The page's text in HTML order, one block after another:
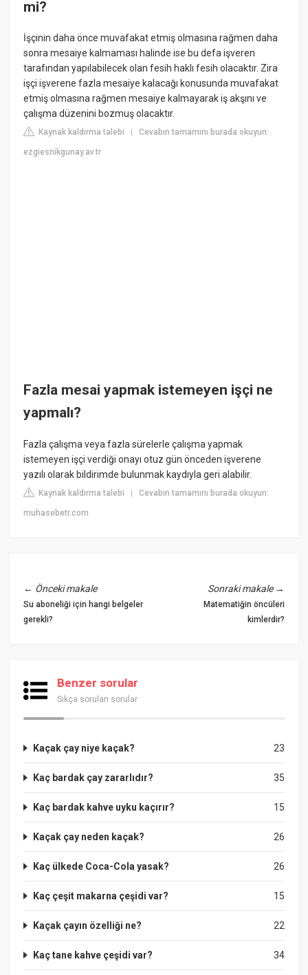
mi?
İşçinin daha önce muvafakat etmiş olmasına rağmen daha
sonra mesaiye kalmaması halinde ise bu defa işveren
tarafından yapılabilecek olan fesih haklı fesih olacaktır. Zira
işçi işverene fazla mesaiye kalacağı konusunda muvafakat
etmiş olmasına rağmen mesaiye kalmayarak iş akşını ve
çalışma düzenini bozmuş olacaktır.
Kaynak kaldırma talebi |Cevabın tamamını burada okuyun:
ezgiesnikgunay.av.tr
Fazla mesai yapmak istemeyen işçi ne
yapmalı?
Fazla çalışma veya fazla sürelerle çalışma yapmak
istemeyen işçi verdiği onayı otuz gün önceden işverene
yazılı olarak bildirimde bulunmak kaydıyla geri alabilir.
Kaynak kaldırma talebi |Cevabın tamamını burada okuyun:
muhasebetr.com
← Önceki makale
Su aboneliği için hangi belgeler
gerekli?
Sonraki makale→
Matematiğin öncüleri
kimlerdir?
Benzer sorular
Sıkça sorulan sorular
23
Kaçak çay niye kaçak?
35
Kaç bardak çay zararlıdır?
15
Kaç bardak kahve uyku kaçırır?
26
Kaçak çay neden kaçak?
26
Kaç ülkede Coca-Cola yasak?
15
Kaç çeşit makarna çeşidi var?
22
Kaçak çayın özelliği ne?
34
Kaç tane kahve çeşidi var?